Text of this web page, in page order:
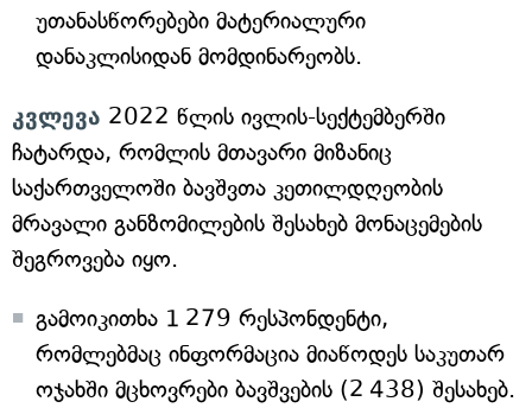
უთანასწორებები მატერიალური
დანაკლისიდან მომდინარეობს.
კვლევა 2022 წლის ივლის-სექტემბერში
ჩატარდა, რომლის მთავარი მიზანიც
საქართველოში ბავშვთა კეთილდღეობის
მრავალი განზომილების შესახებ მონაცემების
შეგროვება იყო.
გამოიკითხა 1 279 რესპონდენტი,
რომლებმაც ინფორმაცია მიაწოდეს საკუთარ
ოჯახში მცხოვრები ბავშვების (2 438) შესახებ.